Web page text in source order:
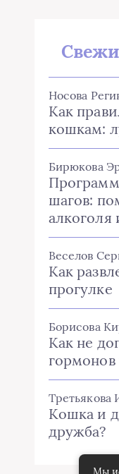
Носова
Как
кошкам:
Бирюкова
шагов:
алкоголя
Веселов
Как
прогулке
Борисова
Как не
Третьякова
Кошка и
дружба?